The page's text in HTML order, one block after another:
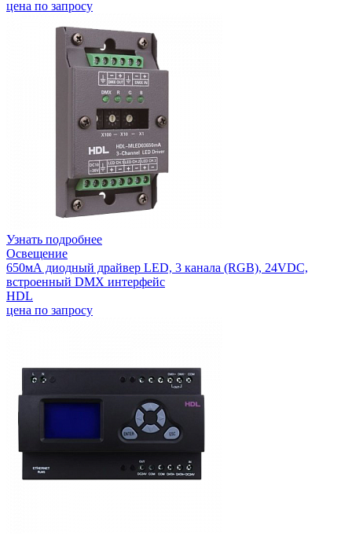
цена по запросу
Узнать подробнее
Освещение
650мА диодный драйвер LED, 3 канала (RGB), 24VDC,
встроенный DMX интерфейс
HDL
цена по запросу